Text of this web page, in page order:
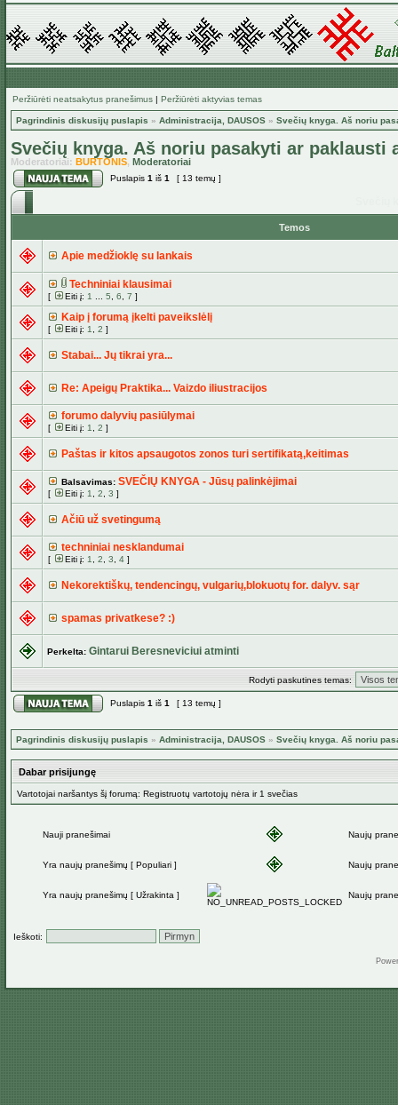
Peržiūrėti neatsakytus pranešimus | Peržiūrėti aktyvias temas
Pagrindinis diskusijų puslapis » Administracija, DAUSOS » Svečių knyga. Aš noriu
Svečių knyga. Aš noriu pasakyti ar paklausti
Moderatoriai: BURTONIS, Moderatoriai
Puslapis 1 iš 1 [ 13 temų ]
Temos
Apie medžioklę su lankais
Techniniai klausimai
[ Eiti į: 1 5 6 7 ]
Kaip į forumą įkelti paveikslėlį
[ Eiti į: 1 2 ]
Stabai... Jų tikrai yra...
Re: Apeigų Praktika... Vaizdo iliustracijos
forumo dalyvių pasiūlymai
[ Eiti į: 1 2 ]
Paštas ir kitos apsaugotos zonos turi sertifikatą,keitimas
Balsavimas: SVEČIŲ KNYGA - Jūsų palinkėjimai
[ Eiti į: 1 2 3 ]
Ačiū už svetingumą
techniniai nesklandumai
[ Eiti į: 1 2 3 4 ]
Nekorektiškų, tendencingų, vulgarių,blokuotų for. dalyv. sąr
spamas privatkese? :)
Perkelta: Gintarui Beresneviciui atminti
Rodyti paskutines temas:
Puslapis 1 iš 1 [ 13 temų ]
Pagrindinis diskusijų puslapis » Administracija, DAUSOS » Svečių knyga. Aš noriu
Dabar prisijungę
Vartotojai naršantys šį forumą: Registruotų vartotojų nėra ir 1 svečias
Nauji pranešimai Naujų
Yra naujų pranešimų [ Populiari ] Naujų
Yra naujų pranešimų [ Užrakinta ] Naujų
Ieškoti: